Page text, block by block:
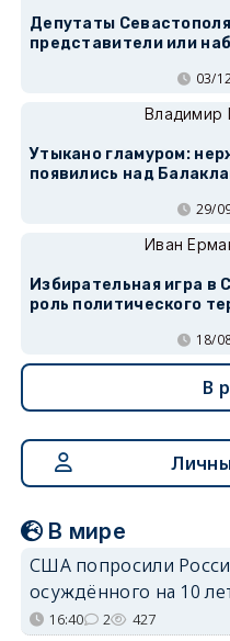
Депутаты
представители или
03/
Владимир
Утыкано гламуром:
появились над
29/
Иван
Избирательная игра в
роль политического
18/
В
В мире
США попросили
осуждённого на 10
16:40 2 427